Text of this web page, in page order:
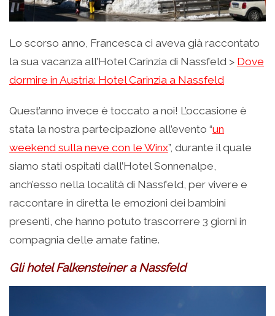
Lo scorso anno, Francesca ci aveva già raccontato
la sua vacanza all’Hotel Carinzia di Nassfeld > Dove
dormire in Austria: Hotel Carinzia a Nassfeld
Quest’anno invece è toccato a noi! L’occasione è
stata la nostra partecipazione all’evento “un
weekend sulla neve con le Winx”, durante il quale
siamo stati ospitati dall’Hotel Sonnenalpe,
anch’esso nella località di Nassfeld, per vivere e
raccontare in diretta le emozioni dei bambini
presenti, che hanno potuto trascorrere 3 giorni in
compagnia delle amate fatine.
Gli hotel Falkensteiner a Nassfeld